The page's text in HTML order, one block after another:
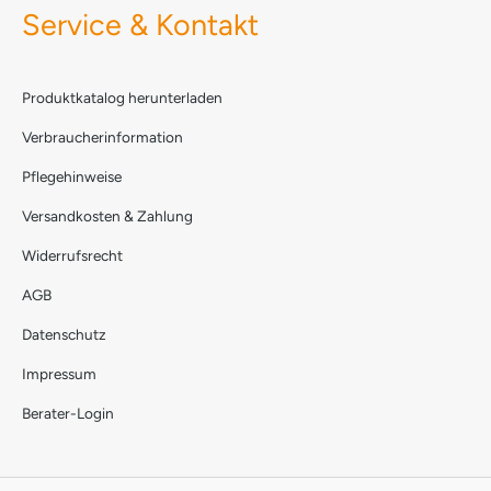
Service & Kontakt
Produktkatalog herunterladen
Verbraucherinformation
Pflegehinweise
Versandkosten & Zahlung
Widerrufsrecht
AGB
Datenschutz
Impressum
Berater-Login